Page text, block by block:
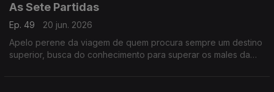
As Sete Partidas
Ep. 49
20 jun. 2026
Apelo perene da viagem de quem procura sempre um destino
superior, busca do conhecimento para superar os males da